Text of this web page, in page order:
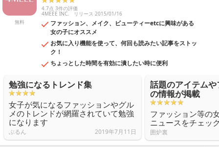
無料
4.7点 3件の評価
4MEEE INC. リリース 2015/01/16
ファッション、メイク、ビューティーetcに興味がある
女の子にオススメ
お気に入り機能を使って、何回も読みたい記事をストッ
ク！
ちょっとした時間を有効に潰したい時に便利
勉強になるトレンド集
女子が気になるファッションやグル
メのトレンドが網羅されていて勉強
になります
ぶるん 2019年7月11日
話題のアイテム
の情報が掲載
ファッション等の
ニュースをチェッ
囲炉裏